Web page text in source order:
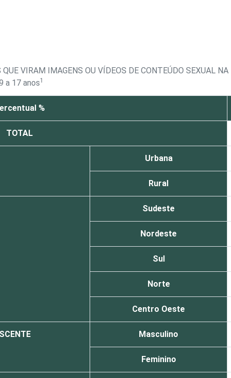
VIRAM IMAGENS OU VÍDEOS DE CONTEÚDO SEXUAL
a 17 anos1
%
TOTAL
Urbana
Rural
Sudeste
Nordeste
Sul
Norte
Centro Oeste
Masculino
Feminino